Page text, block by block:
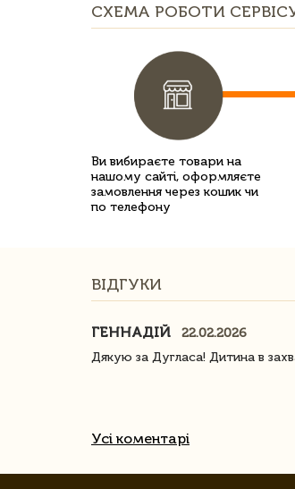
СХЕМА РОБОТИ
Ви вибираєте товари на
нашому сайті, оформляєте
замовлення через кошик чи
по телефону
ВІДГУКИ
ГЕННАДІЙ
22.02.2026
Дякую за Дугласа! Дитина в
Усі коментарі